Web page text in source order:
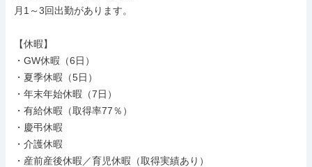
月1～3回出勤があります。
【休暇】
・GW休暇（6日）
・夏季休暇（5日）
・年末年始休暇（7日）
・有給休暇（取得率77％）
・慶弔休暇
・介護休暇
・産前産後休暇／育児休暇（取得実績あり）